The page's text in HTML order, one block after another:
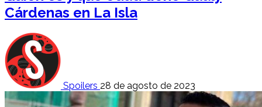
Cárdenas en La Isla
Spoilers 28 de agosto de 2023